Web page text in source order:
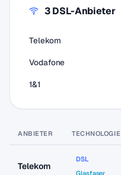
3 DSL-Anbieter
Telekom
Vodafone
1&1
ANBIETER TECHNOLOGIE
Telekom
DSL
Glasfaser